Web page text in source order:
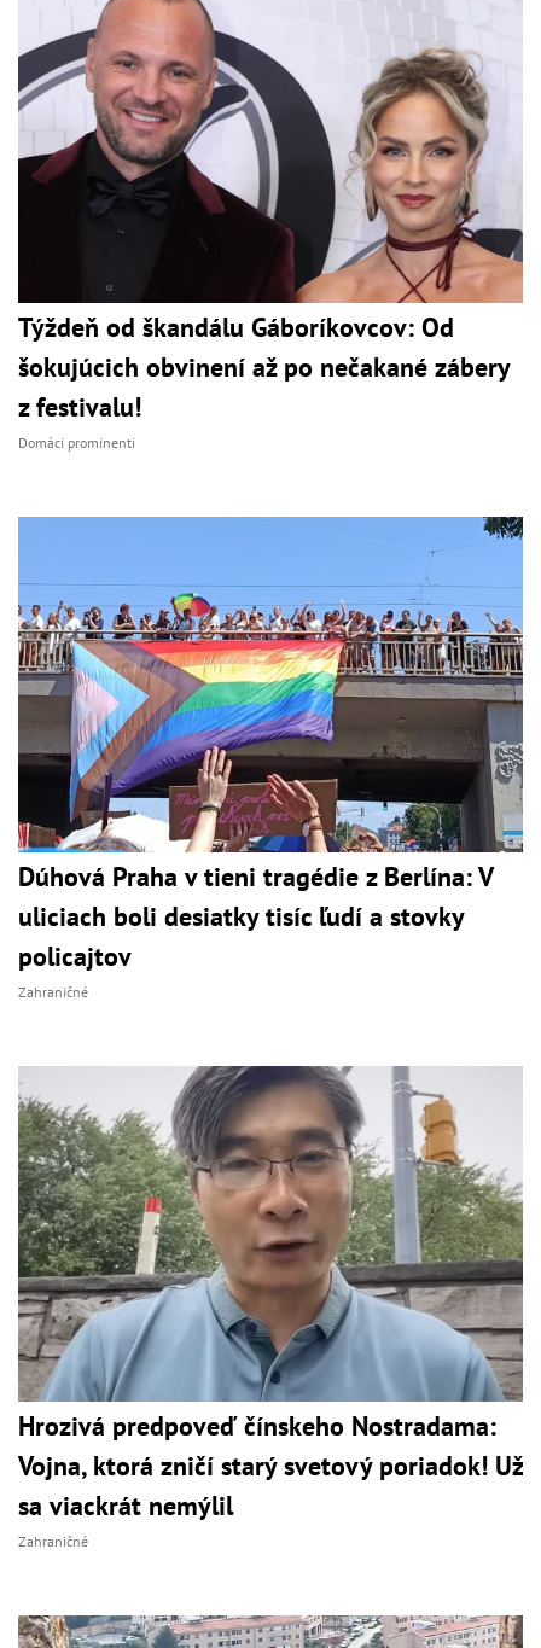
Týždeň od škandálu Gáboríkovcov: Od
šokujúcich obvinení až po nečakané zábery
z festivalu!
Domáci prominenti
Dúhová Praha v tieni tragédie z Berlína: V
uliciach boli desiatky tisíc ľudí a stovky
policajtov
Zahraničné
Hrozivá predpoveď čínskeho Nostradama:
Vojna, ktorá zničí starý svetový poriadok! Už
sa viackrát nemýlil
Zahraničné